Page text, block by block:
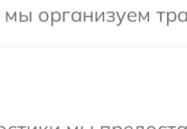
организуем